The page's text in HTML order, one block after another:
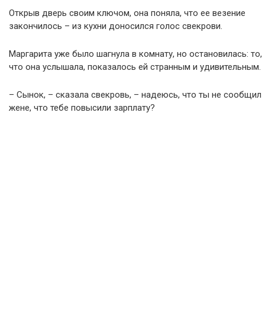
Открыв дверь своим ключом, она поняла, что ее везение
закончилось – из кухни доносился голос свекрови.
Маргарита уже было шагнула в комнату, но остановилась: то,
что она услышала, показалось ей странным и удивительным.
– Сынок, – сказала свекровь, – надеюсь, что ты не сообщил
жене, что тебе повысили зарплату?